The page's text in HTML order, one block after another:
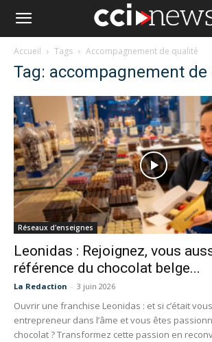
Accueil Tags Accompagnement de qualité
Tag: accompagnement
Réseaux d'enseignes
Leonidas : Rejoignez, vous
référence du chocolat belge...
La Redaction - 3 juin 2026
Ouvrir une franchise Leonidas : et si c’était
entrepreneur dans l’âme et vous êtes
chocolat ? Transformez cette passion en